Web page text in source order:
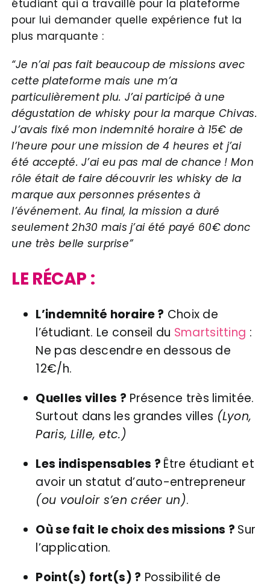
étudiant qui a travaillé pour la plateforme
pour lui demander quelle expérience fut la
plus marquante :
“Je n’ai pas fait beaucoup de missions avec
cette plateforme mais une m’a
particulièrement plu. J’ai participé à une
dégustation de whisky pour la marque Chivas.
J’avais fixé mon indemnité horaire à 15€ de
l’heure pour une mission de 4 heures et j’ai
été accepté. J’ai eu pas mal de chance ! Mon
rôle était de faire découvrir les whisky de la
marque aux personnes présentes à
l’événement. Au final, la mission a duré
seulement 2h30 mais j’ai été payé 60€ donc
une très belle surprise”
LE RÉCAP :
L’indemnité horaire ? Choix de
l’étudiant. Le conseil du Smartsitting :
Ne pas descendre en dessous de
12€/h.
Quelles villes ? Présence très limitée.
Surtout dans les grandes villes (Lyon,
Paris, Lille, etc.)
Les indispensables ? Être étudiant et
avoir un statut d’auto-entrepreneur
(ou vouloir s’en créer un).
Où se fait le choix des missions ? Sur
l’application.
Point(s) fort(s) ? Possibilité de